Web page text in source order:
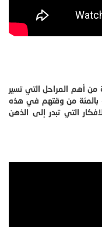
من أهم المراحل التي تسير
بها طريقة الكتابة حيث يقضي الكُتاب نحو 85 بالمئة من وقتهم في هذه
التي تبدر إلى الذهن